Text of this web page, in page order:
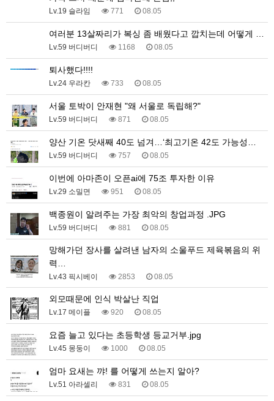
Lv.19 슬라임 771 08.05
여러분 13살짜리가 복싱 좀 배웠다고 깝치는데 어떻게 …
Lv.59 버디버디 1168 08.05
퇴사했다!!!!
Lv.24 우라칸 733 08.05
서울 토박이 안재현 "왜 서울로 독립해?"
Lv.59 버디버디 871 08.05
양산 기온 닷새째 40도 넘겨…‘최고기온 42도 가능성…
Lv.59 버디버디 757 08.05
이번에 아마존이 오픈ai에 75조 투자한 이유
Lv.29 소밀면 951 08.05
백종원이 알려주는 가장 최악의 창업과정 .JPG
Lv.59 버디버디 881 08.05
망해가던 장사를 살려낸 남자의 소울푸드 제육볶음의 위
력…
Lv.43 픽시베이 2853 08.05
외모때문에 인식 박살난 직업
Lv.17 메이플 920 08.05
요즘 늘고 있다는 초등학생 등교거부.jpg
Lv.45 몽둥이 1000 08.05
엄마 요새는 꺄! 를 어떻게 쓰는지 알아?
Lv.51 아라셀리 831 08.05